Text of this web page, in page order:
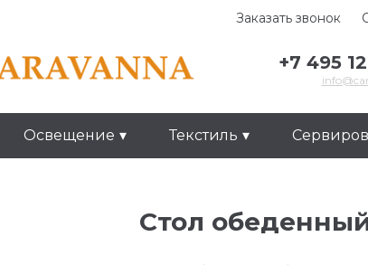
Заказать звонок
+7 495
Освещение Текстиль
Стол